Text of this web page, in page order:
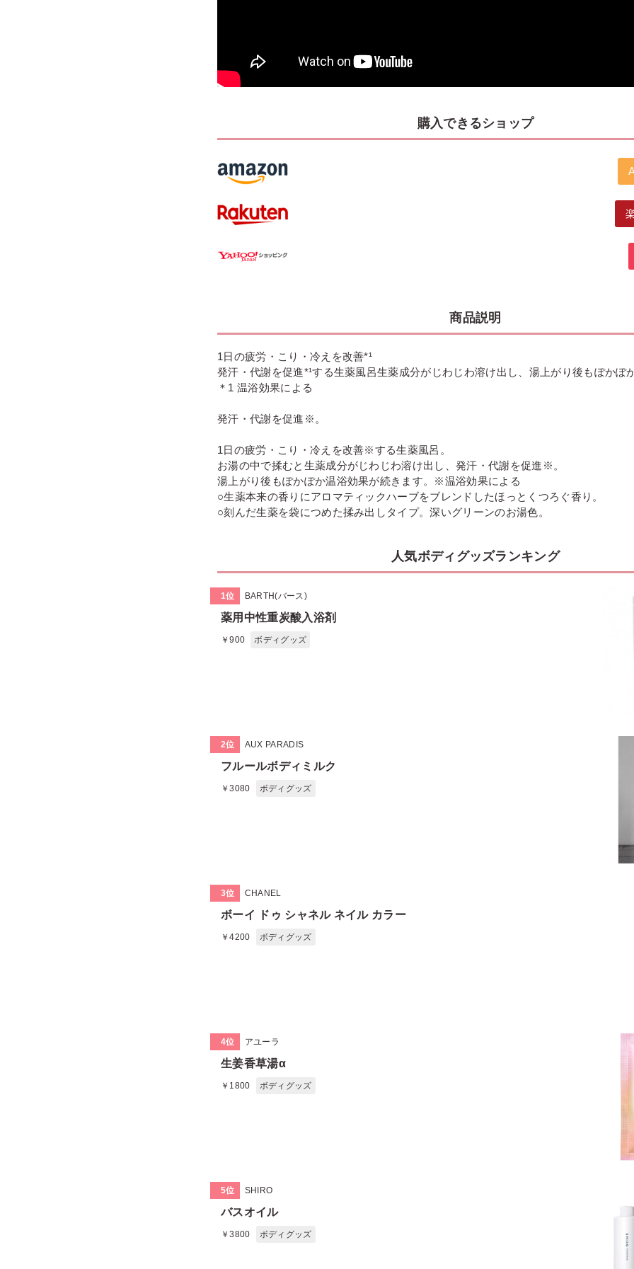
購入できるショップ
商品説明
1日の疲労・こり・冷えを改善*¹
発汗・代謝を促進*¹する生薬風呂生薬成分がじわじわ溶け出し、湯上がり後もぽかぽ
＊1 温浴効果による
発汗・代謝を促進※。
1日の疲労・こり・冷えを改善※する生薬風呂。
お湯の中で揉むと生薬成分がじわじわ溶け出し、発汗・代謝を促進※。
湯上がり後もぽかぽか温浴効果が続きます。※温浴効果による
○生薬本来の香りにアロマティックハーブをブレンドしたほっとくつろぐ香り。
○刻んだ生薬を袋につめた揉み出しタイプ。深いグリーンのお湯色。
人気ボディグッズランキング
1位 BARTH(バース)
薬用中性重炭酸入浴剤
￥900 ボディグッズ
2位 AUX PARADIS
フルールボディミルク
￥3080 ボディグッズ
3位 CHANEL
ボーイ ドゥ シャネル ネイル カラー
￥4200 ボディグッズ
4位 アユーラ
生姜香草湯α
￥1800 ボディグッズ
5位 SHIRO
バスオイル
￥3800 ボディグッズ